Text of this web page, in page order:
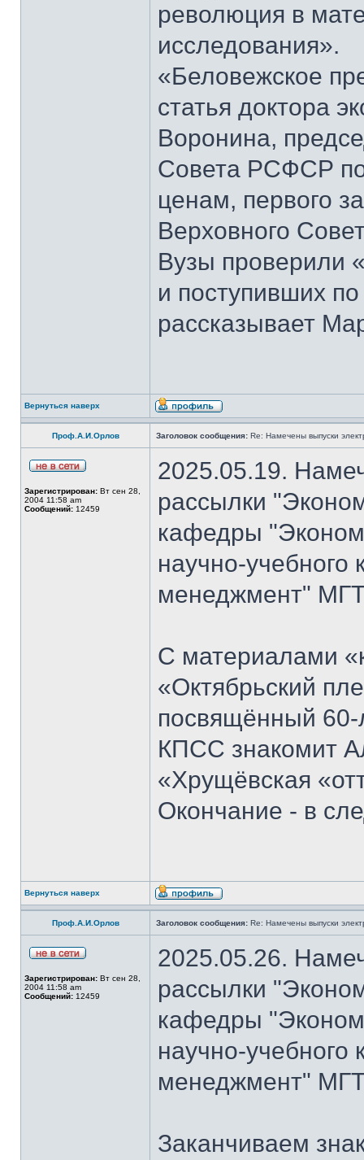
революция в
исследования».
«Беловежское
статья доктора
Воронина,
Совета РСФСР
ценам, первого
Верховного
Вузы проверили
и поступивших
рассказывает
Вернуться наверх
Проф.А.И.Орлов Заголовок сообщения: Re: Намечены выпуски
Зарегистрирован: Вт сен 28,
2004 11:58 am
Сообщений: 12459
2025.05.19.
рассылки
кафедры
научно-
менеджмент"
С материалами
«Октябрьский
посвящённый 60-
КПСС знакомит
«Хрущёвская
Окончание - в
Вернуться наверх
Проф.А.И.Орлов Заголовок сообщения: Re: Намечены выпуски
Зарегистрирован: Вт сен 28,
2004 11:58 am
Сообщений: 12459
2025.05.26.
рассылки
кафедры
научно-
менеджмент"
Заканчиваем